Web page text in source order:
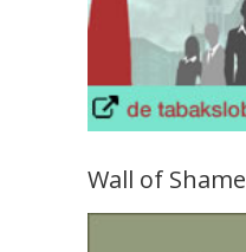
Wall of Shame